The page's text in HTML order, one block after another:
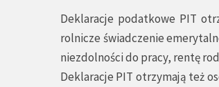
Deklaracje podatkowe PIT
rolnicze świadczenie
niezdolności do pracy, rentę
Deklaracje PIT otrzymają też